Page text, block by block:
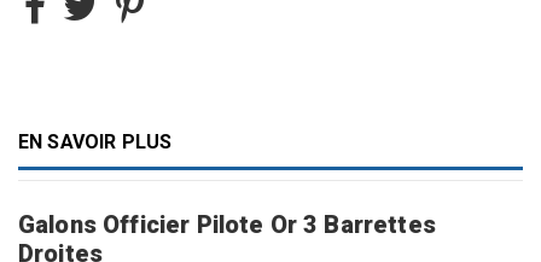
EN SAVOIR PLUS
Galons Officier Pilote Or 3 Barrettes
Droites